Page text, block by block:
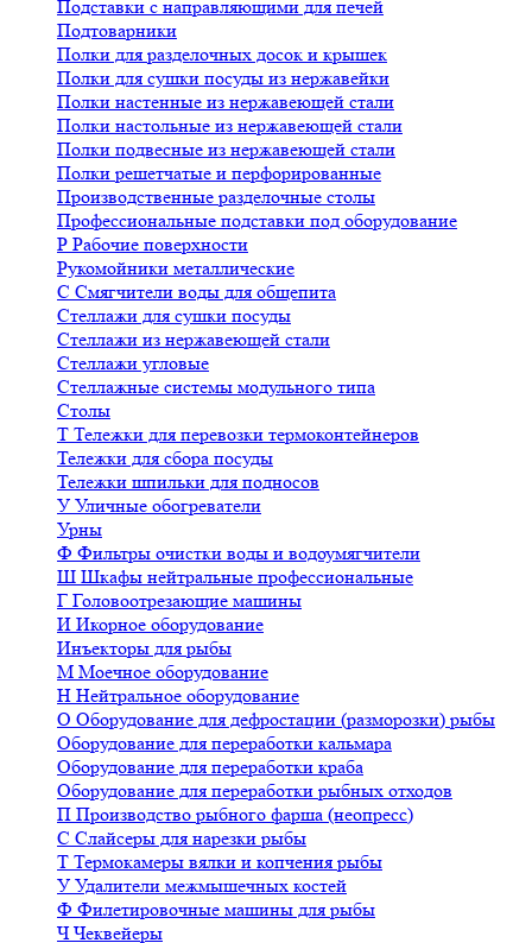
Подставки с направляющими для печей
Подтоварники
Полки для разделочных досок и крышек
Полки для сушки посуды из нержавейки
Полки настенные из нержавеющей стали
Полки настольные из нержавеющей стали
Полки подвесные из нержавеющей стали
Полки решетчатые и перфорированные
Производственные разделочные столы
Профессиональные подставки под оборудование
Р Рабочие поверхности
Рукомойники металлические
С Смягчители воды для общепита
Стеллажи для сушки посуды
Стеллажи из нержавеющей стали
Стеллажи угловые
Стеллажные системы модульного типа
Столы
Т Тележки для перевозки термоконтейнеров
Тележки для сбора посуды
Тележки шпильки для подносов
У Уличные обогреватели
Урны
Ф Фильтры очистки воды и водоумягчители
Ш Шкафы нейтральные профессиональные
Г Головоотрезающие машины
И Икорное оборудование
Инъекторы для рыбы
М Моечное оборудование
Н Нейтральное оборудование
О Оборудование для дефростации (разморозки) рыбы
Оборудование для переработки кальмара
Оборудование для переработки краба
Оборудование для переработки рыбных отходов
П Производство рыбного фарша (неопресс)
С Слайсеры для нарезки рыбы
Т Термокамеры вялки и копчения рыбы
У Удалители межмышечных костей
Ф Филетировочные машины для рыбы
ЧЧеквейеры